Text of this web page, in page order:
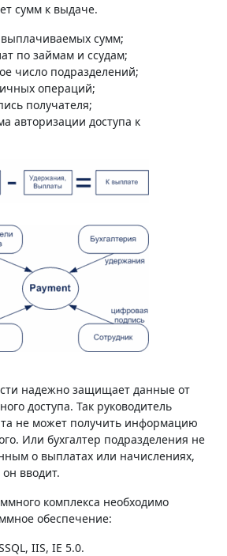
сумм к выдаче.
выплачиваемых сумм;
по займам и ссудам;
число подразделений;
операций;
получателя;
авторизации доступа к
надежно защищает данные от
доступа. Так руководитель
не может получить информацию
Или бухгалтер подразделения не
о выплатах или начислениях,
вводит.
комплекса необходимо
обеспечение:
IIS, IE 5.0.